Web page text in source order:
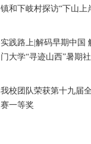
镇和下岐村探访“下山上
实践路上|解码早期中
门大学“寻迹山西”暑期
我校团队荣获第十九届
赛一等奖